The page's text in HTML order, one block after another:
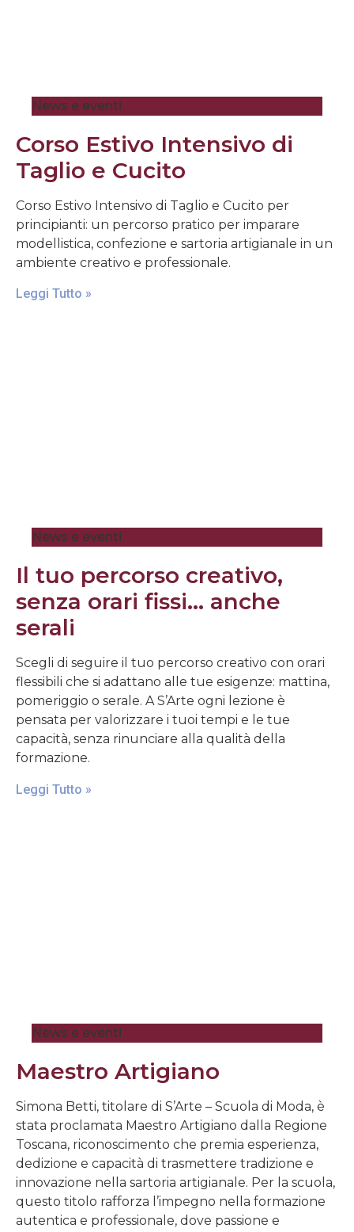
News e eventi
Corso Estivo Intensivo di
Taglio e Cucito
Corso Estivo Intensivo di Taglio e Cucito per
principianti: un percorso pratico per imparare
modellistica, confezione e sartoria artigianale in un
ambiente creativo e professionale.
Leggi Tutto »
News e eventi
Il tuo percorso creativo,
senza orari fissi… anche
serali
Scegli di seguire il tuo percorso creativo con orari
flessibili che si adattano alle tue esigenze: mattina,
pomeriggio o serale. A S’Arte ogni lezione è
pensata per valorizzare i tuoi tempi e le tue
capacità, senza rinunciare alla qualità della
formazione.
Leggi Tutto »
News e eventi
Maestro Artigiano
Simona Betti, titolare di S’Arte – Scuola di Moda, è
stata proclamata Maestro Artigiano dalla Regione
Toscana, riconoscimento che premia esperienza,
dedizione e capacità di trasmettere tradizione e
innovazione nella sartoria artigianale. Per la scuola,
questo titolo rafforza l’impegno nella formazione
autentica e professionale, dove passione e